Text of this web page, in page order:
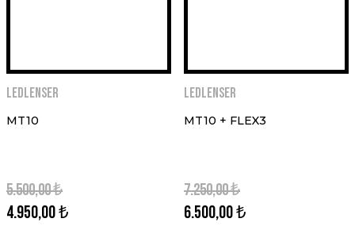
Ledlenser
MT10
4.950,00 ₺
5.500,00 ₺
Ledlenser
MT10 + FLEX3
6.500,00 ₺
7.250,00 ₺